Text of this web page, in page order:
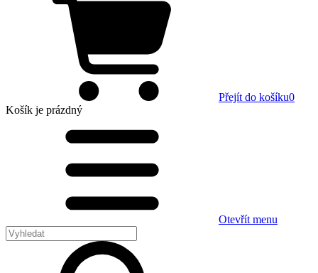
Přejít do košíku0
Košík je prázdný
Otevřít menu